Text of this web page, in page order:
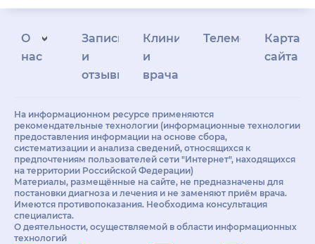
О
нас
Запись
и
отзывы
Клиникам
и
врачам
Телемедицина
Карта
сайта
На информационном ресурсе применяются
рекомендательные технологии (информационные технологии
предоставления информации на основе сбора,
систематизации и анализа сведений, относящихся к
предпочтениям пользователей сети "Интернет", находящихся
на территории Российской Федерации)
Материалы, размещённые на сайте, не предназначены для
постановки диагноза и лечения и не заменяют приём врача.
Имеются противопоказания. Необходима консультация
специалиста.
О деятельности, осуществляемой в области информационных
технологий